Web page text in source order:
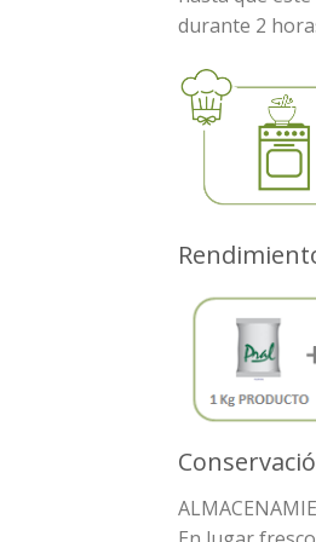
durante 2